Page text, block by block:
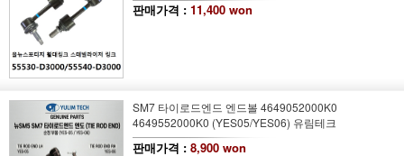
판매가격 : 11,400 won
SM7 타이로드엔드 엔드볼 4649052000K0
4649552000K0 (YES05/YES06) 유림테크
판매가격 : 8,900 won